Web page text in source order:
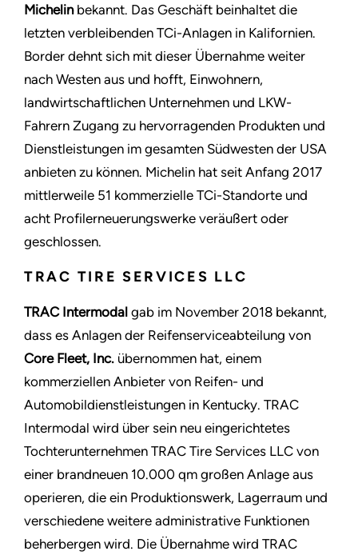
Michelinbekannt. Das Geschäft beinhaltet die
letzten verbleibenden TCi-Anlagen in Kalifornien.
Border dehnt sich mit dieser Übernahme weiter
nach Westen aus und hofft, Einwohnern,
landwirtschaftlichen Unternehmen und LKW-
Fahrern Zugang zu hervorragenden Produkten und
Dienstleistungen im gesamten Südwesten der USA
anbieten zu können. Michelin hat seit Anfang 2017
mittlerweile 51 kommerzielle TCi-Standorte und
acht Profilerneuerungswerke veräußert oder
geschlossen.
TRAC TIRE SERVICES LLC
TRAC Intermodal gab im November 2018 bekannt,
dass es Anlagen der Reifenserviceabteilung von
Core Fleet, Inc. übernommen hat, einem
kommerziellen Anbieter von Reifen- und
Automobildienstleistungen in Kentucky. TRAC
Intermodal wird über sein neu eingerichtetes
Tochterunternehmen TRAC Tire Services LLC von
einer brandneuen 10.000 qm großen Anlage aus
operieren, die ein Produktionswerk, Lagerraum und
verschiedene weitere administrative Funktionen
beherbergen wird. Die Übernahme wird TRAC